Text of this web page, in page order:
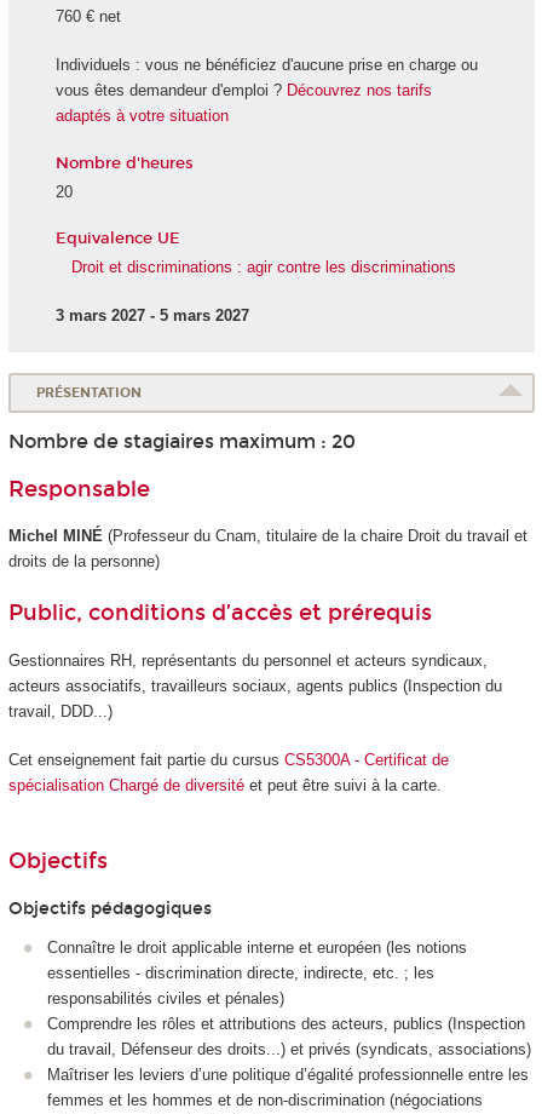
760 € net
Individuels : vous ne bénéficiez d'aucune prise en charge ou
vous êtes demandeur d'emploi ? Découvrez nos tarifs
adaptés à votre situation
Nombre d'heures
20
Equivalence UE
Droit et discriminations : agir contre les discriminations
3 mars 2027 - 5 mars 2027
PRÉSENTATION
Nombre de stagiaires maximum : 20
Responsable
Michel MINÉ (Professeur du Cnam, titulaire de la chaire Droit du travail et
droits de la personne)
Public, conditions d’accès et prérequis
Gestionnaires RH, représentants du personnel et acteurs syndicaux,
acteurs associatifs, travailleurs sociaux, agents publics (Inspection du
travail, DDD...)
Cet enseignement fait partie du cursus CS5300A - Certificat de
spécialisation Chargé de diversitéet peut être suivi à la carte.
Objectifs
Objectifs pédagogiques
Connaître le droit applicable interne et européen (les notions
essentielles - discrimination directe, indirecte, etc. ; les
responsabilités civiles et pénales)
Comprendre les rôles et attributions des acteurs, publics (Inspection
du travail, Défenseur des droits...) et privés (syndicats, associations)
Maîtriser les leviers d’une politique d’égalité professionnelle entre les
femmes et les hommes et de non-discrimination (négociations